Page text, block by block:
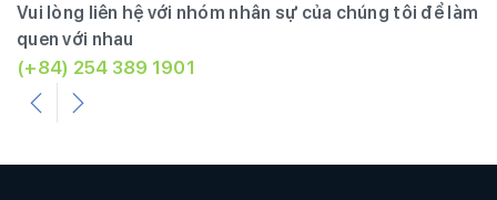
Vui lòng liên hệ với nhóm nhân sự của chúng tôi để làm
quen với nhau
(+84) 254 389 1901